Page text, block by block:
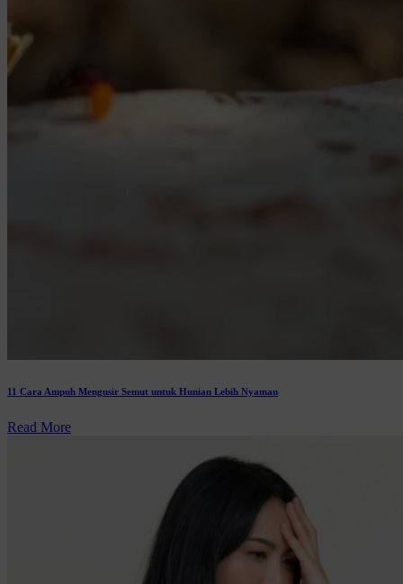
11 Cara Ampuh Mengusir Semut untuk Hunian Lebih Nyaman
Read More